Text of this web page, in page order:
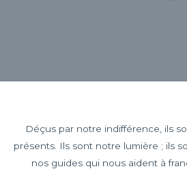
Déçus par notre indifférence, ils
présents. Ils sont notre lumière ; ils
nos guides qui nous aident à